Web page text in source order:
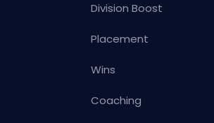
Division Boost
Placement
Wins
Coaching